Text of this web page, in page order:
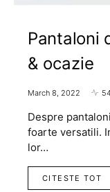
Pantaloni
& ocazie
March 8, 2022
Despre
foarte versatili.
lor…
CITESTE TOT